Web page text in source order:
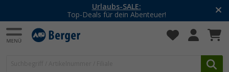
Urlaubs-SALE:
Top-Deals für dein Abenteuer!